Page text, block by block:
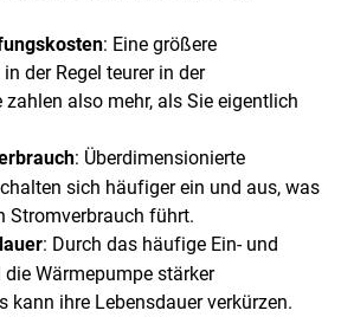
: Eine größere
der Regel teurer in der
also mehr, als Sie eigentlich
: Überdimensionierte
sich häufiger ein und aus, was
Stromverbrauch führt.
: Durch das häufige Ein- und
Wärmepumpe stärker
kann ihre Lebensdauer verkürzen.